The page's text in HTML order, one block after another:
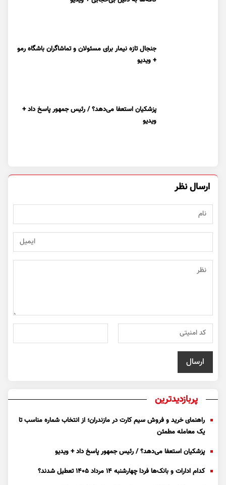
جنجال تازه نیمار برای مسئولان و تماشاگران باشگاه رمو
+ ویدیو
پزشکیان استعفا می‌دهد؟ / رئیس جمهور پاسخ داد +
ویدیو
ارسال نظر
پربازدیدترین
راهنمای خرید و فروش سیم کارت در مازندران؛ از انتخاب شماره مناسب تا
یک معامله مطمئن
پزشکیان استعفا می‌دهد؟ / رئیس جمهور پاسخ داد + ویدیو
کدام ادارات و بانک‌ها فردا چهارشنبه ۱۴ مرداد ۱۴۰۵ تعطیل شدند؟